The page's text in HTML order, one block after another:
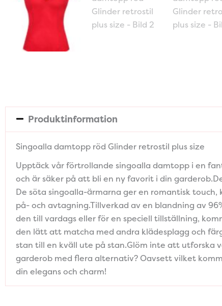
Produktinformation
Singoalla damtopp röd Glinder retrostil plus size
Upptäck vår förtrollande singoalla damtopp i en
och är säker på att bli en ny favorit i din
De söta singoalla-ärmarna ger en romantisk
på- och avtagning.Tillverkad av en blandning av
den till vardags eller för en speciell tillställning,
den lätt att matcha med andra klädesplagg och
stan till en kväll ute på stan.Glöm inte att utforska
garderob med flera alternativ? Oavsett vilket
din elegans och charm!